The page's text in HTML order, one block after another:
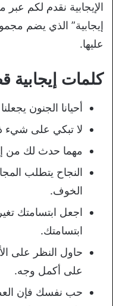
الإيجابية نقدم لكم
إيجابية” الذي يضم
عليها.
كلمات
أحيانا الجنون
لا تبكي على شيء
مهما حدث لك من
النجاح يتطلب
الخوف.
اجعل ابتسامتك تغير
ابتسامتك.
حاول النظر على
على أكمل وجه.
حب نفسك فإن